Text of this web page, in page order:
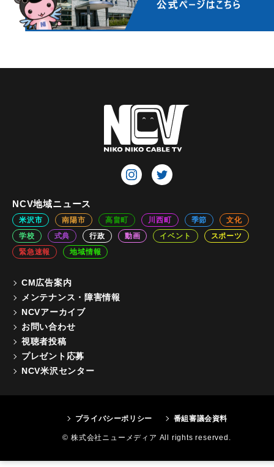
NCV地域ニュース
米沢市 南陽市 高畠町 川西町 季節
文化
学校
式典 行政 動画 イベント
スポーツ
緊急速報
地域情報
CM広告案内
メンテナンス・障害情報
NCVアーカイブ
お問い合わせ
視聴者投稿
プレゼント応募
NCV米沢センター
プライバシーポリシー 番組審議会資料
© 株式会社ニューメディア All rights reserved.